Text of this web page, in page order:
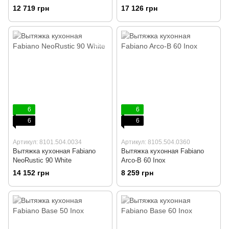
12 719 грн 17 126 грн
6
6
Артикул: 8101.504.0034
Вытяжка кухонная Fabiano
NeoRustic 90 White
14 152 грн
6
6
Артикул: 8105.504.0360
Вытяжка кухонная Fabiano
Arco-B 60 Inox
8 259 грн